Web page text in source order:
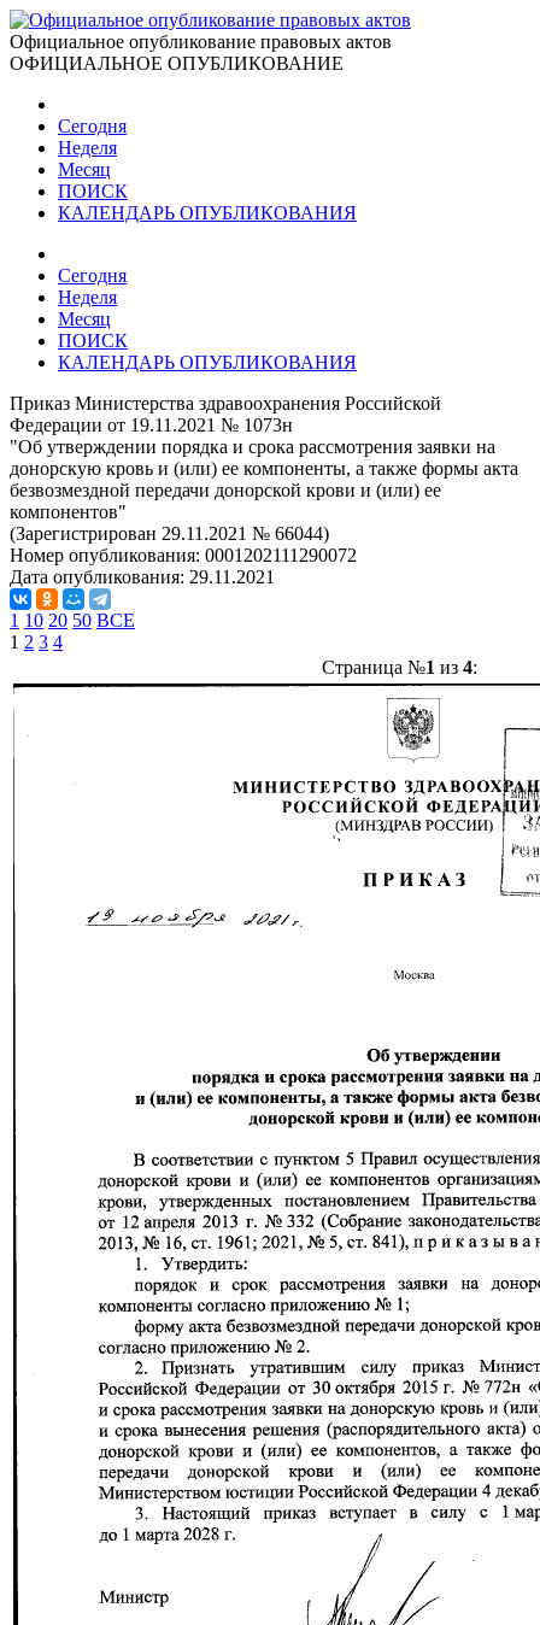
Официальное опубликование правовых актов
ОФИЦИАЛЬНОЕ ОПУБЛИКОВАНИЕ
Сегодня
Неделя
Месяц
ПОИСК
КАЛЕНДАРЬ ОПУБЛИКОВАНИЯ
Сегодня
Неделя
Месяц
ПОИСК
КАЛЕНДАРЬ ОПУБЛИКОВАНИЯ
Приказ Министерства здравоохранения Российской
Федерации от 19.11.2021 № 1073н
"Об утверждении порядка и срока рассмотрения заявки на
донорскую кровь и (или) ее компоненты, а также формы акта
безвозмездной передачи донорской крови и (или) ее
компонентов"
(Зарегистрирован 29.11.2021 № 66044)
Номер опубликования: 0001202111290072
Дата опубликования: 29.11.2021
1 10 20 50 ВСЕ
1 2 3 4
Страница №1 из 4: